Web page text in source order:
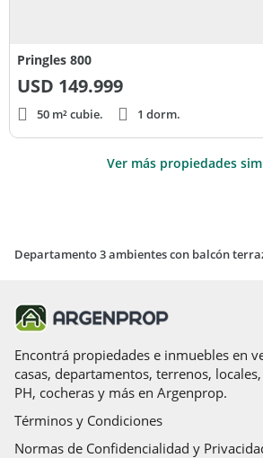
Pringles 800
USD 149.999
50 m² cubie. 1 dorm.
Ver más propiedades
Encontrá propiedades e inmuebles en
casas, departamentos, terrenos,
PH, cocheras y más en Argenprop.
Términos y Condiciones
Normas de Confidencialidad y